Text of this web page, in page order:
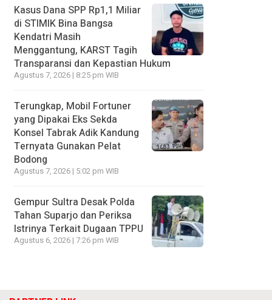
Kasus Dana SPP Rp1,1 Miliar
di STIMIK Bina Bangsa
Kendatri Masih
Menggantung, KARST Tagih
Transparansi dan Kepastian Hukum
Agustus 7, 2026 | 8:25 pm WIB
Terungkap, Mobil Fortuner
yang Dipakai Eks Sekda
Konsel Tabrak Adik Kandung
Ternyata Gunakan Pelat
Bodong
Agustus 7, 2026 | 5:02 pm WIB
Gempur Sultra Desak Polda
Tahan Suparjo dan Periksa
Istrinya Terkait Dugaan TPPU
Agustus 6, 2026 | 7:26 pm WIB